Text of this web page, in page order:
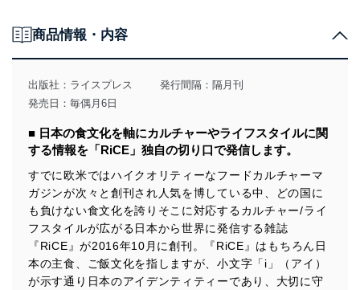
【連載】
●EDITOR’S NOTE #35
●生江史伸「レストランの宇宙」
●加藤シゲアキ「サイドカー讃歌」
●岸田繁「その皿はハーモニー」
●門脇麦「麦と素材」（新連載）
●コムアイ「世界のどこかでいただきます」（新連載）
●水樹奈々「RiCE RADIO ～ほうたれ～」
●遠藤京子「電影食堂 ～映画の中の料理考～」
●田中開「焼酎ライナーノーツ」
●マキヒロチ 漫画「人間ペアリング」
●弘中綾香「ごほうび飯に甘やかされたい！」
●蜷川実花「FOODHOLIC」（山本舞香×そば）
●川内倫子×竹花いち子「cook me」
・MEXICO NOW メキシコ現地レポート
れて|ユリネーター
【連載】
・EDITOR’S NOTE #34
・吉本ばなな「ごはんの秘密」
・生江史伸「レストランの宇宙」（新連載）
・加藤シゲアキ「サイドカー讃歌」
・渋谷直角 漫画「たこ RICE」
・平野紗季子「EDIBLE ACADEMY」
・岸田繁「その皿はハーモニー」（新連載）
・水樹奈々「RiCE RADIO ～ほうたれ～」
・遠藤京子「電影食堂 ～映画の中の料理考～」
商品情報・内容
出版社： ライスプレス
発行間隔：隔月刊
発売日：毎偶月6日
■ 日本の食文化を軸にカルチャーやライフスタイルに関
する情報を「RiCE」独自の切り口で発信します。
すでに欧米ではハイクオリティーなフードカルチャーマ
ガジンが次々と創刊され人気を博している中、どの国に
も負けない食文化を誇りそこに対応するカルチャー/ライ
フスタイルが広がる日本から世界に発信する雑誌
『RiCE』が2016年10月に創刊。『RiCE』はもちろん日
本の主食、ご飯文化を指しますが、小文字「i」（アイ）
が示す通り日本のアイデンティティーであり、大切に守